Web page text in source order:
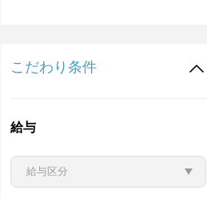
こだわり条件
給与